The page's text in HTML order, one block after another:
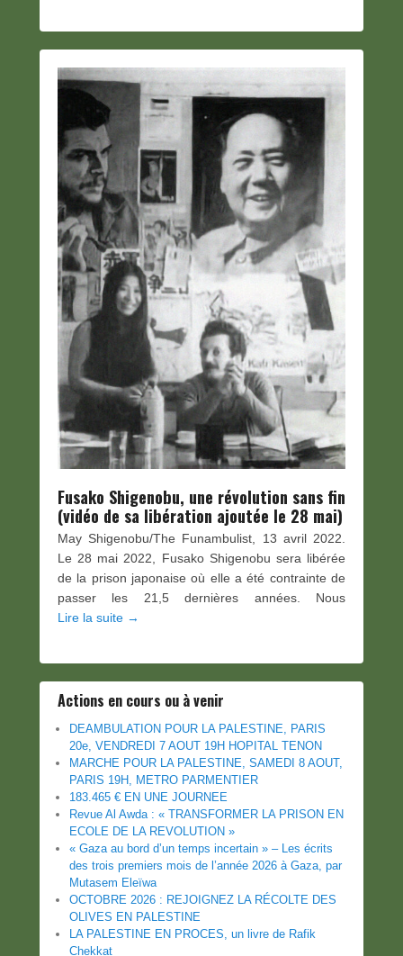
Fusako Shigenobu, une révolution sans fin
(vidéo de sa libération ajoutée le 28 mai)
May Shigenobu/The Funambulist, 13 avril 2022.
Le 28 mai 2022, Fusako Shigenobu sera libérée
de la prison japonaise où elle a été contrainte de
passer les 21,5 dernières années. Nous
Lire la suite →
Actions en cours ou à venir
DEAMBULATION POUR LA PALESTINE, PARIS
20e, VENDREDI 7 AOUT 19H HOPITAL TENON
MARCHE POUR LA PALESTINE, SAMEDI 8 AOUT,
PARIS 19H, METRO PARMENTIER
183.465 € EN UNE JOURNEE
Revue Al Awda : « TRANSFORMER LA PRISON EN
ECOLE DE LA REVOLUTION »
« Gaza au bord d’un temps incertain » – Les écrits
des trois premiers mois de l’année 2026 à Gaza, par
Mutasem Eleïwa
OCTOBRE 2026 : REJOIGNEZ LA RÉCOLTE DES
OLIVES EN PALESTINE
LA PALESTINE EN PROCES, un livre de Rafik
Chekkat